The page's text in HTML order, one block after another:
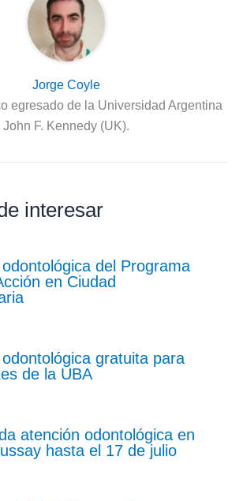
Jorge Coyle
egresado de la Universidad Argentina
John F. Kennedy (UK).
interesar
del Programa
en Ciudad
gratuita para
de la UBA
atención odontológica en
hasta el 17 de julio